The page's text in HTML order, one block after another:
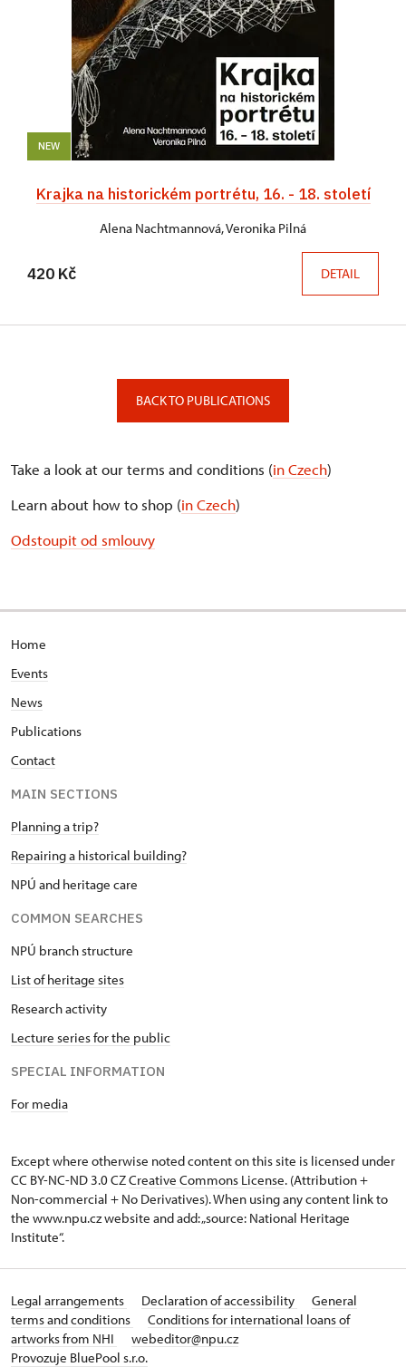
NEW
Krajka na historickém portrétu, 16. - 18. století
Alena Nachtmannová, Veronika Pilná
420 Kč DETAIL
BACK TO PUBLICATIONS
Take a look at our terms and conditions (in Czech)
Learn about how to shop (in Czech)
Odstoupit od smlouvy
Home
Events
News
Publications
Contact
MAIN SECTIONS
Planning a trip?
Repairing a historical building?
NPÚ and heritage care
COMMON SEARCHES
NPÚ branch structure
List of heritage sites
Research activity
Lecture series for the public
SPECIAL INFORMATION
For media
Except where otherwise noted content on this site is licensed under
CC BY-NC-ND 3.0 CZCreative Commons License. (Attribution +
Non-commercial + No Derivatives). When using any content link to
the www.npu.cz website and add: „source: National Heritage
Institute“.
Legal arrangements Declaration of accessibility
General
terms and conditions
Conditions for international loans of
artworks from NHI
webeditor@npu.cz
Provozuje BluePool s.r.o.